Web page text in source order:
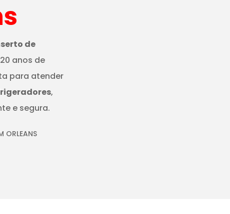
de
anos de
para atender
,
e segura.
ORLEANS